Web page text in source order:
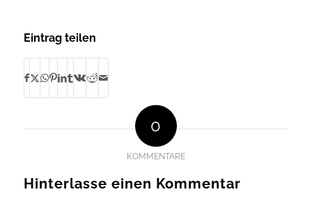
Eintrag teilen
0
KOMMENTARE
Hinterlasse einen Kommentar